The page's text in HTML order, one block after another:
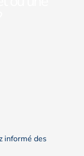
informé des